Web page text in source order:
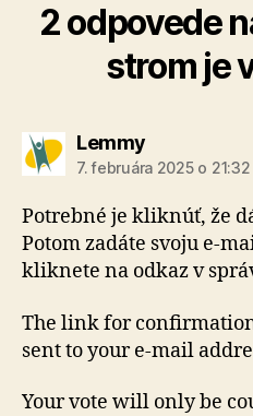
2 odpovede
strom je
Lemmyhovorí:
7. februára 2025 o 21:32
Potrebné je kliknúť, že
Potom zadáte svoju e-
kliknete na odkaz v
The link for
sent to your e-mail
Your vote will only be